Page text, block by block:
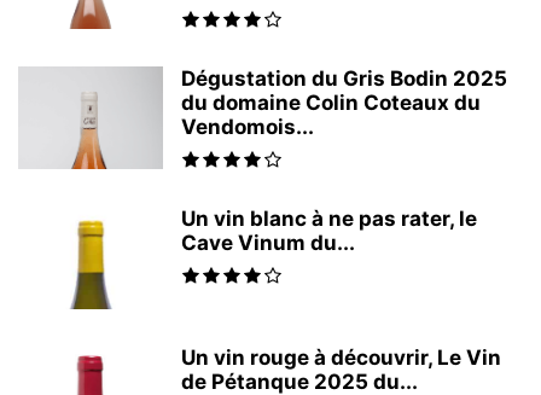
Dégustation du Gris Bodin 2025
du domaine Colin Coteaux du
Vendomois...
Un vin blanc à ne pas rater, le
Cave Vinum du...
Un vin rouge à découvrir, Le Vin
de Pétanque 2025 du...